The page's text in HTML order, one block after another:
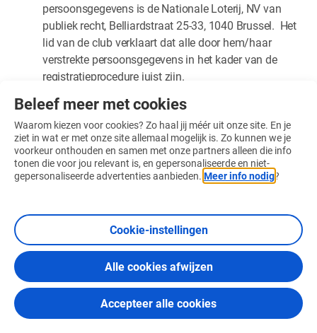
persoonsgegevens is de Nationale Loterij, NV van
publiek recht, Belliardstraat 25-33, 1040 Brussel. Het
lid van de club verklaart dat alle door hem/haar
verstrekte persoonsgegevens in het kader van de
registratieprocedure juist zijn.
Het lid verklaart geen identiteitsgegevens te hebben
geregistreerd te kunnen worden.
Het lid zal na de registratie meteen elke wijziging in
zijn/haar persoonsgegevens melden.
persoonsgegevens kunnen worden gecontroleerd
door de Nationale Loterij of door elke derde die voor
haar optreedt. De houder van een
speelrekening verklaart dat zodanige controle geen
inbreuk maakt op zijn/haar persoonlijke
levenssfeer. Elke vermeende poging tot
identiteitsfraude kan aanleiding geven tot het
Beleef meer met cookies
Waarom kiezen voor cookies? Zo haal jij méér uit onze site. En je
ziet in wat er met onze site allemaal mogelijk is. Zo kunnen we je
voorkeur onthouden en samen met onze partners alleen die info
tonen die voor jou relevant is, en gepersonaliseerde en niet-
gepersonaliseerde advertenties aanbieden. Meer info nodig?
Cookie-instellingen
Alle cookies afwijzen
Accepteer alle cookies